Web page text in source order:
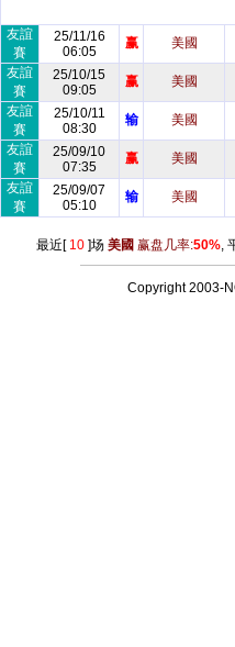
友誼
賽
25/11/16
06:05
赢 美國
友誼
賽
25/10/15
09:05
赢 美國
友誼
賽
25/10/11
08:30
输 美國
友誼
賽
25/09/10
07:35
赢 美國
友誼
賽
25/09/07
05:10
输 美國
最近[ 10]场 美國 赢盘几率:50%,
Copyright 2003-